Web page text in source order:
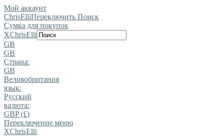
Мой аккаунт
ChrisElliПереключить Поиск
Сумка для покупок
XChrisElli
GB
GB
Страна:
GB
Великобритания
язык:
Pусский
валюта:
GBP (£)
Переключение меню
XChrisElli